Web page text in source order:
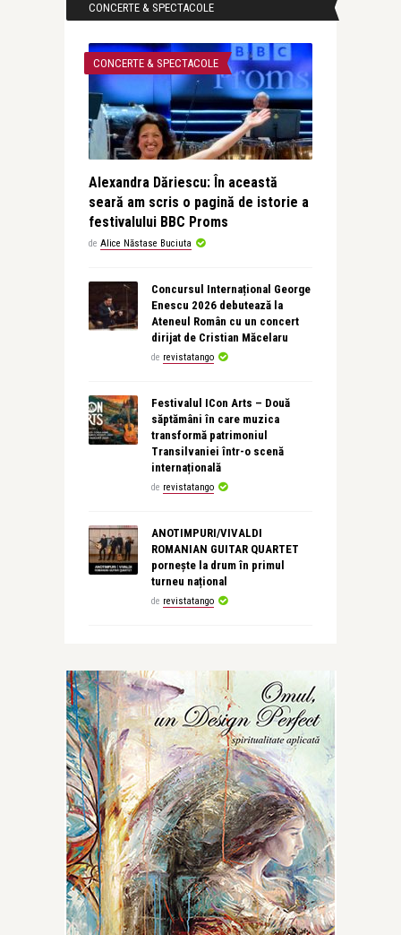
CONCERTE & SPECTACOLE
CONCERTE & SPECTACOLE
Alexandra Dăriescu: În această
seară am scris o pagină de istorie a
festivalului BBC Proms
de Alice Năstase Buciuta
Concursul Internațional George
Enescu 2026 debutează la
Ateneul Român cu un concert
dirijat de Cristian Măcelaru
de revistatango
Festivalul ICon Arts – Două
săptămâni în care muzica
transformă patrimoniul
Transilvaniei într-o scenă
internațională
de revistatango
ANOTIMPURI/VIVALDI
ROMANIAN GUITAR QUARTET
pornește la drum în primul
turneu național
de revistatango